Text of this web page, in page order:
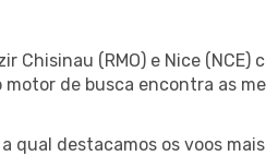
Chisinau (RMO) e Nice
motor de busca encontra as
qual destacamos os voos